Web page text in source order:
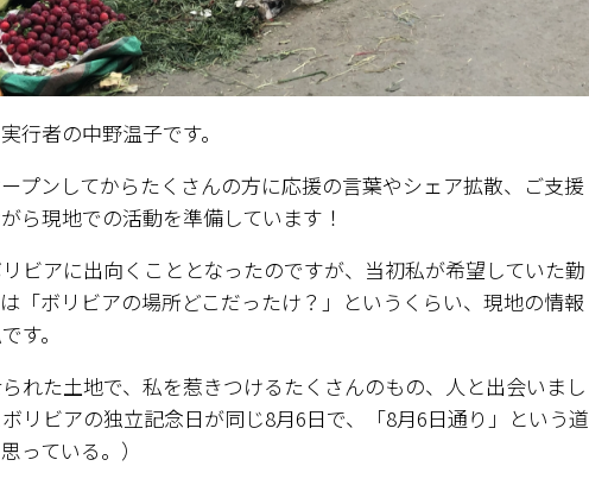
行者の中野温子です。
プンしてからたくさんの方に応援の言葉やシェア拡散、ご支援
ら現地での活動を準備しています！
ビアに出向くこととなったのですが、当初私が希望していた勤
「ボリビアの場所どこだったけ？」というくらい、現地の情報
す。
れた土地で、私を惹きつけるたくさんのもの、人と出会いまし
リビアの独立記念日が同じ8月6日で、「8月6日通り」という道
っている。）